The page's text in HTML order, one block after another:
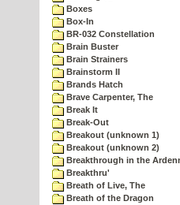
Boxes
Box-In
BR-032 Constellation
Brain Buster
Brain Strainers
Brainstorm II
Brands Hatch
Brave Carpenter, The
Break It
Break-Out
Breakout (unknown 1)
Breakout (unknown 2)
Breakthrough in the
Breakthru'
Breath of Live, The
Breath of the Dragon